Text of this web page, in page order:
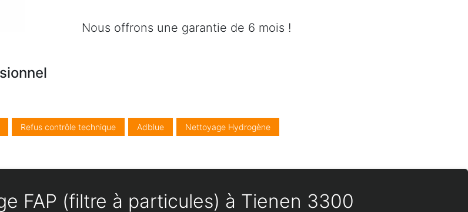
Nous offrons une garantie de 6 mois !
Refus contrôle technique Adblue Nettoyage Hydrogène
FAP (filtre à particules) à Tienen 3300